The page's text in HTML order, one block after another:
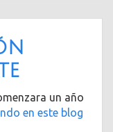
un año
en este blog